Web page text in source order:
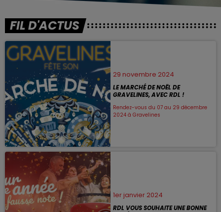
FIL D'ACTUS
29 novembre 2024
LE MARCHÉ DE NOËL DE
GRAVELINES, AVEC RDL !
Rendez-vous du 07 au 29 décembre
2024 à Gravelines
1er janvier 2024
RDL VOUS SOUHAITE UNE BONNE